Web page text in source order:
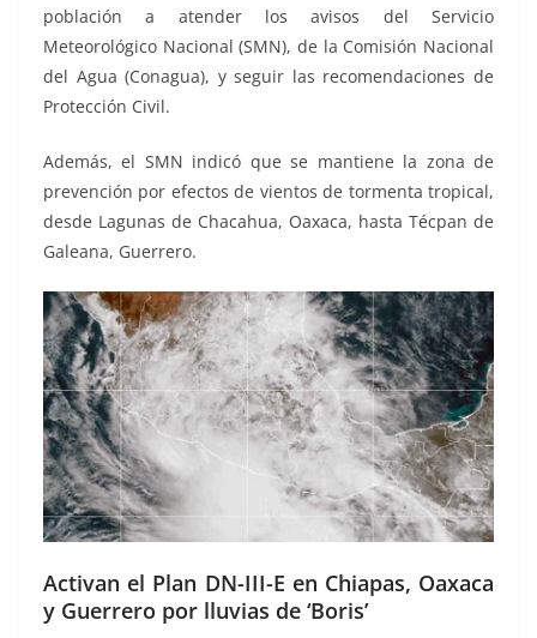
población a atender los avisos del Servicio
Meteorológico Nacional (SMN), de la Comisión Nacional
del Agua (Conagua), y seguir las recomendaciones de
Protección Civil.
Además, el SMN indicó que se mantiene la zona de
prevención por efectos de vientos de tormenta tropical,
desde Lagunas de Chacahua, Oaxaca, hasta Técpan de
Galeana, Guerrero.
Activan el Plan DN-III-E en Chiapas, Oaxaca
y Guerrero por lluvias de ‘Boris’